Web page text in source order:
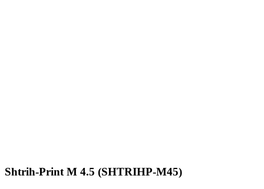
Shtrih-Print M 4.5 (SHTRIHP-M45)